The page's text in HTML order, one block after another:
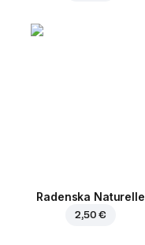
Radenska Naturelle
2,50 €